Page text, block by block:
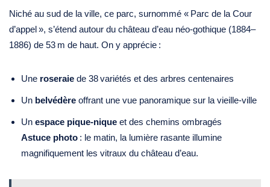
Niché au sud de la ville, ce parc, surnommé « Parc de la Cour
d’appel », s’étend autour du château d’eau néo-gothique (1884–
1886) de 53 m de haut. On y apprécie :
Une roseraie de 38 variétés et des arbres centenaires
Un belvédère offrant une vue panoramique sur la vieille‑ville
Un espace pique‑nique et des chemins ombragés
Astuce photo : le matin, la lumière rasante illumine
magnifiquement les vitraux du château d’eau.